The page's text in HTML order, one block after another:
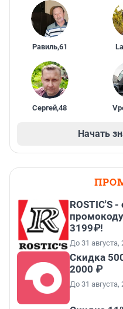
Равиль,61
Сергей,48
Начать
ROSTIC'S
3199₽!
До 31 августа,
Скидка
2000 ₽
До 31 августа,